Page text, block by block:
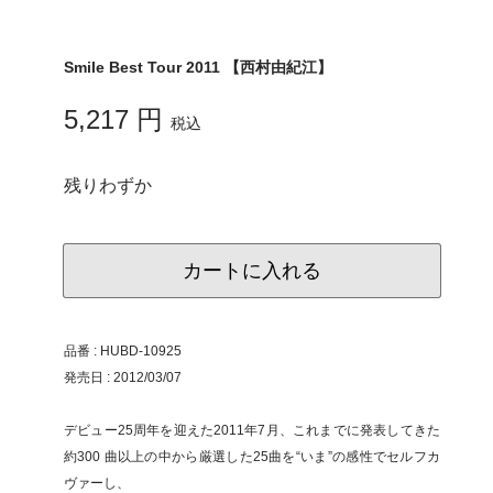
Smile Best Tour 2011 【西村由紀江】
5,217 円 税込
残りわずか
カートに入れる
品番 : HUBD-10925
発売日 : 2012/03/07
デビュー25周年を迎えた2011年7月、これまでに発表してきた
約300 曲以上の中から厳選した25曲を“いま”の感性でセルフカ
ヴァーし、